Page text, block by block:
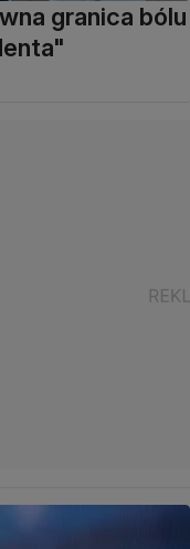
granica bólu